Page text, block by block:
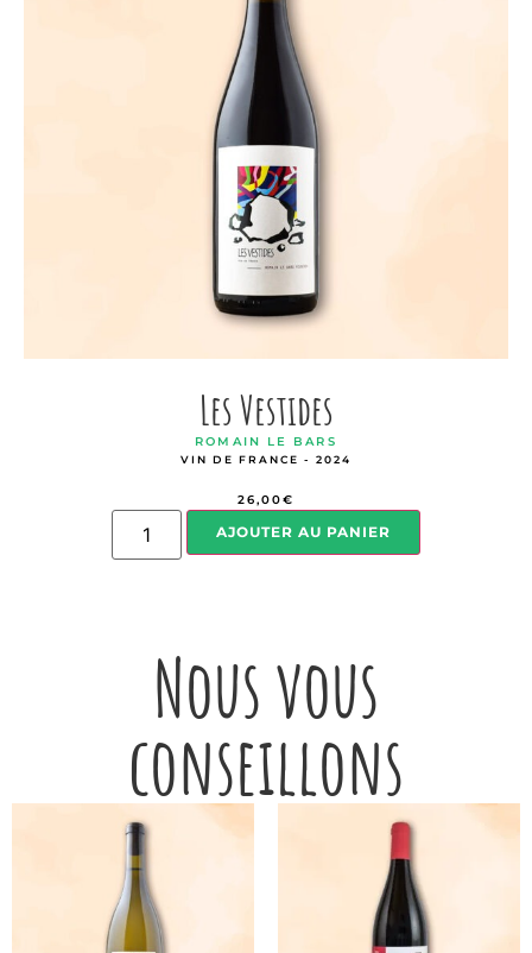
Les Vestides
ROMAIN LE BARS
VIN DE FRANCE - 2024
26,00€
AJOUTER AU PANIER
Nous vous
conseillons